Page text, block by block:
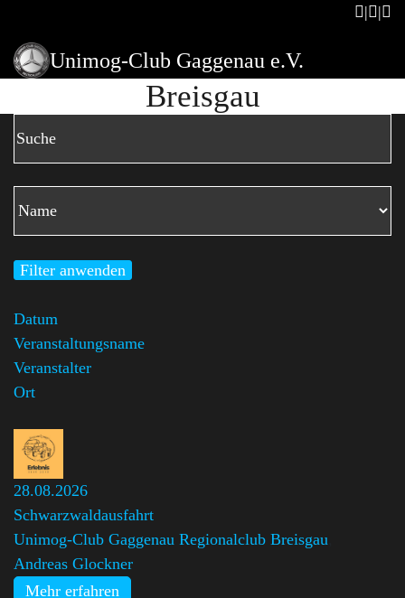
Unimog-Club Gaggenau e.V.
Breisgau
Filter anwenden
Datum
Veranstaltungsname
Veranstalter
Ort
28.08.2026
Schwarzwaldausfahrt
Unimog-Club Gaggenau Regionalclub Breisgau
Andreas Glockner
Mehr erfahren